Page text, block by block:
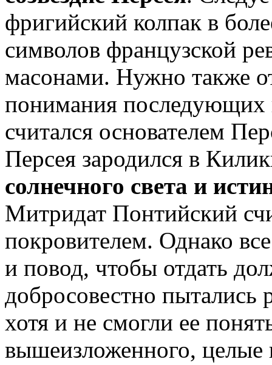
фригийский колпак в
символов французской
масонами. Нужно также
понимания последующих
считался основателем
Персея зародился в
солнечного света и
Митридат Понтийский
покровителем. Однако
и повод, чтобы отдать
добросовестно пытались
хотя и не смогли ее
вышеизложенного, целые